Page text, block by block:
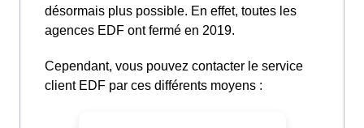
désormais plus possible. En effet, toutes les
agences EDF ont fermé en 2019.
Cependant, vous pouvez contacter le service
client EDF par ces différents moyens :